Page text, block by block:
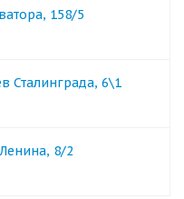
158/5
Сталинграда, 6\1
8/2